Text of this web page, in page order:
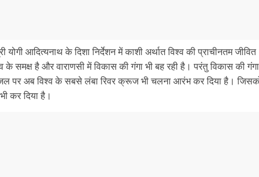
आदित्यनाथ के दिशा निर्देशन में काशी अर्थात विश्व की प्राचीनतम जीवित
के समक्ष है और वाराणसी में विकास की गंगा भी बह रही है। परंतु विकास की
जल पर अब विश्व के सबसे लंबा रिवर क्रूज भी चलना आरंभ कर दिया है।
कर दिया है।